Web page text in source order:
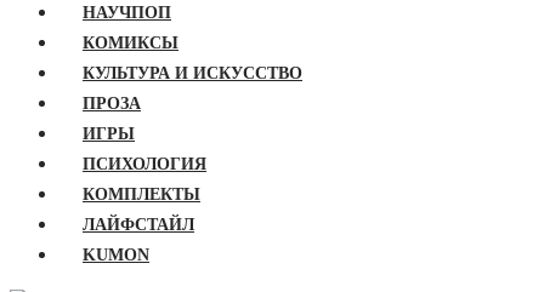
НАУЧПОП
КОМИКСЫ
КУЛЬТУРА И ИСКУССТВО
ПРОЗА
ИГРЫ
ПСИХОЛОГИЯ
КОМПЛЕКТЫ
ЛАЙФСТАЙЛ
KUMON